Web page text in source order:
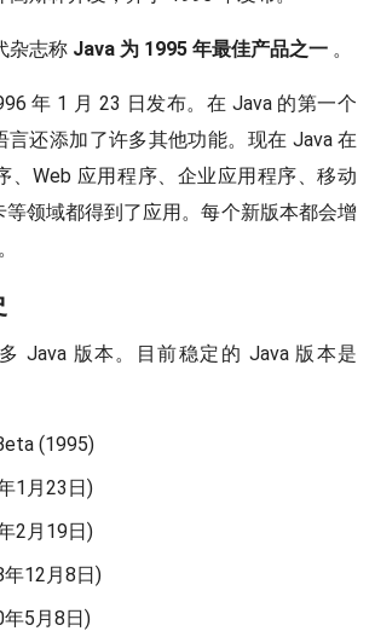
杂志称 Java 为 1995 年最佳产品之一 。
年 1 月 23 日发布。在 Java 的第一个
言还添加了许多其他功能。现在 Java 在
、Web 应用程序、企业应用程序、移动
等领域都得到了应用。每个新版本都会增
Java 版本。目前稳定的 Java 版本是
(1995)
1月23日)
2月19日)
年12月8日)
年5月8日)